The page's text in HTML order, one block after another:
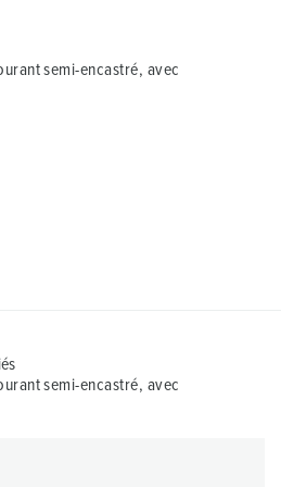
semi-encastré, avec
semi-encastré, avec